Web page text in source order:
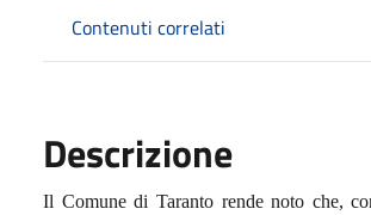
Contenuti correlati
Descrizione
Il Comune di Taranto rende noto che,